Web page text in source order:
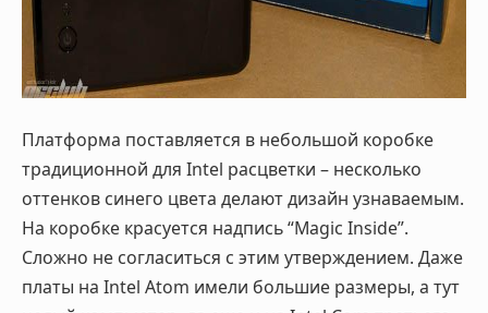
Платформа поставляется в небольшой коробке
традиционной для Intel расцветки – несколько
оттенков синего цвета делают дизайн узнаваемым.
На коробке красуется надпись “Magic Inside”.
Сложно не согласиться с этим утверждением. Даже
платы на Intel Atom имели большие размеры, а тут